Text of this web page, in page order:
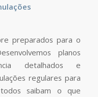
preparados para o
planos
detalhados e
regulares para
saibam o que